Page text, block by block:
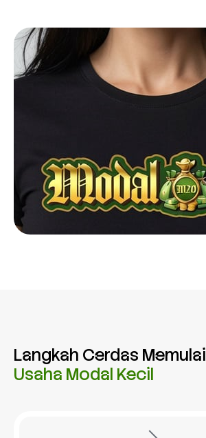
Langkah Cerdas Memulai
Usaha Modal Kecil